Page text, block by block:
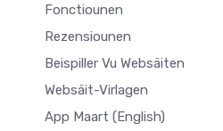
Fonctiounen
Rezensiounen
Beispiller Vu Websäiten
Websäit-Virlagen
App Maart (English)